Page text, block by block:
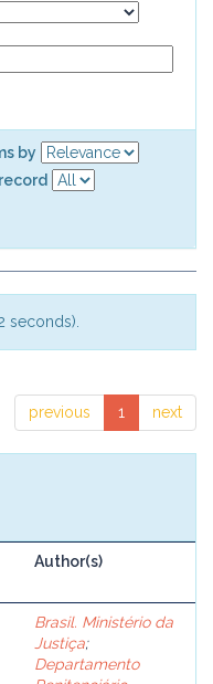
by
seconds).
previous 1 next
Author(s)
Brasil. Ministério da
Justiça;
Departamento